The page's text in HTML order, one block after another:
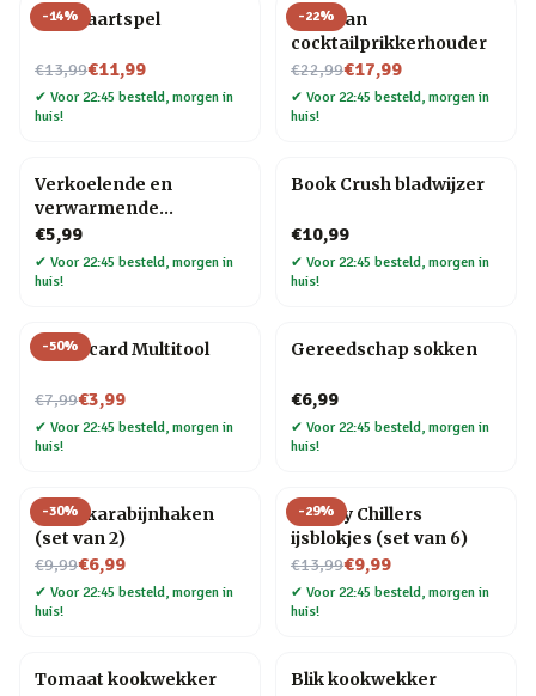
-14%
Bier kaartspel
€13,99
Nu voor€11,99
✔ Voor 22:45 besteld, morgen in
huis!
-22%
Pelikaan
cocktailprikkerhouder
€22,99
Nu voor€17,99
✔ Voor 22:45 besteld, morgen in
huis!
Verkoelende en
verwarmende
hoofdband
€5,99
✔ Voor 22:45 besteld, morgen in
huis!
Book Crush bladwijzer
€10,99
✔ Voor 22:45 besteld, morgen in
huis!
-50%
Creditcard Multitool
€7,99
Nu voor€3,99
✔ Voor 22:45 besteld, morgen in
huis!
Gereedschap sokken
€6,99
✔ Voor 22:45 besteld, morgen in
huis!
-30%
Hond karabijnhaken
(set van 2)
€9,99
Nu voor€6,99
✔ Voor 22:45 besteld, morgen in
huis!
-29%
Whisky Chillers
ijsblokjes (set van 6)
€13,99
Nu voor€9,99
✔ Voor 22:45 besteld, morgen in
huis!
Tomaat kookwekker Blik kookwekker